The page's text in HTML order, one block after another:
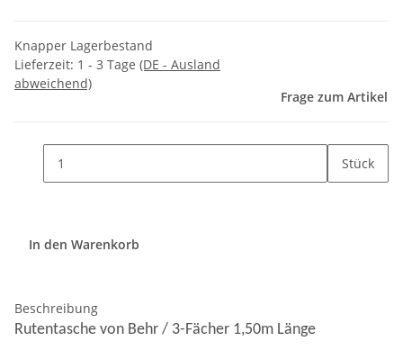
Knapper Lagerbestand
Lieferzeit: 1 - 3 Tage (DE - Ausland
abweichend)
Frage zum Artikel
Stück
In den Warenkorb
Beschreibung
Rutentasche von Behr / 3-Fächer 1,50m Länge